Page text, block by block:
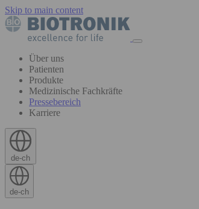
Skip to main content
Über uns
Patienten
Produkte
Medizinische Fachkräfte
Pressebereich
Karriere
de-ch
de-ch